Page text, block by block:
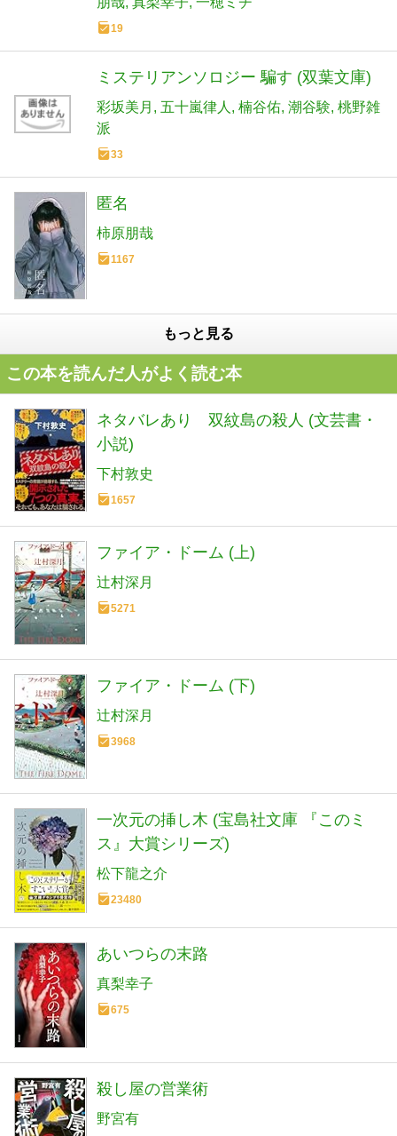
19
ミステリアンソロジー 騙す (双葉文庫)
彩坂美月 五十嵐律人 楠谷佑 潮谷験 桃野雑
派
33
匿名
柿原朋哉
1167
もっと見る
この本を読んだ人がよく読む本
ネタバレあり 双紋島の殺人 (文芸書・
小説)
下村敦史
1657
ファイア・ドーム (上)
辻村深月
5271
ファイア・ドーム (下)
辻村深月
3968
一次元の挿し木 (宝島社文庫 『このミ
ス』大賞シリーズ)
松下龍之介
23480
あいつらの末路
真梨幸子
675
殺し屋の営業術
野宮有